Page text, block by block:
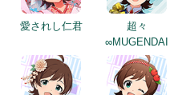
愛されし仁君
超々
∞MUGENDAI